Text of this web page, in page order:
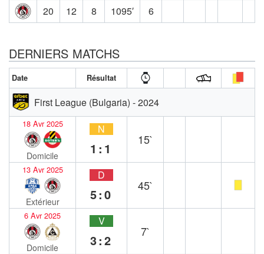
20 12 8 1095′ 6
DERNIERS MATCHS
Date Résultat
First League (Bulgaria) - 2024
18 Avr 2025
Domicile
N
1:1
15`
13 Avr 2025
Extérieur
D
5:0
45`
6 Avr 2025
Domicile
V
3:2
7`